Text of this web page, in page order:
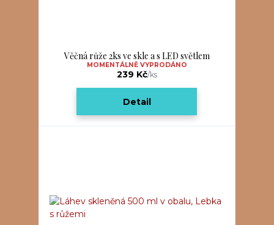
Věčná růže 2ks ve skle a s LED světlem
239 Kč/ks
MOMENTÁLNĚ VYPRODÁNO
Detail